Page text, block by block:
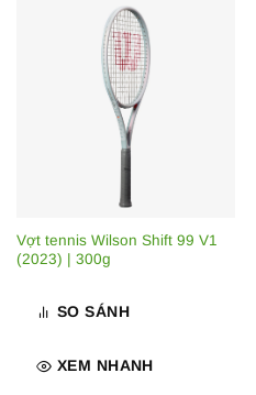
Vợt tennis Wilson Shift 99 V1
(2023) | 300g
SO SÁNH
XEM NHANH